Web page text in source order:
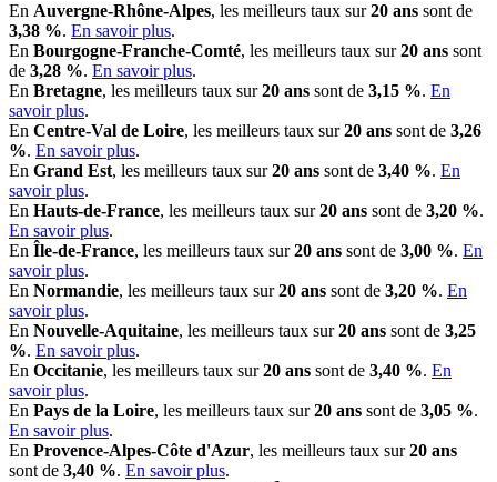
En Auvergne-Rhône-Alpes, les meilleurs taux sur20 ans sont de
3,38 %. En savoir plus.
En Bourgogne-Franche-Comté, les meilleurs taux sur20 ans sont
de 3,28 %. En savoir plus.
En Bretagne, les meilleurs taux sur20 ans sont de 3,15 %. En
savoir plus.
En Centre-Val de Loire, les meilleurs taux sur20 ans sont de 3,26
%. En savoir plus.
En Grand Est, les meilleurs taux sur20 ans sont de 3,40 %. En
savoir plus.
En Hauts-de-France, les meilleurs taux sur20 ans sont de 3,20 %.
En savoir plus.
En Île-de-France, les meilleurs taux sur20 ans sont de 3,00 %. En
savoir plus.
En Normandie, les meilleurs taux sur20 ans sont de 3,20 %. En
savoir plus.
En Nouvelle-Aquitaine, les meilleurs taux sur20 ans sont de 3,25
%. En savoir plus.
En Occitanie, les meilleurs taux sur20 ans sont de 3,40 %. En
savoir plus.
En Pays de la Loire, les meilleurs taux sur20 ans sont de 3,05 %.
En savoir plus.
En Provence-Alpes-Côte d'Azur, les meilleurs taux sur20 ans
sont de 3,40 %. En savoir plus.